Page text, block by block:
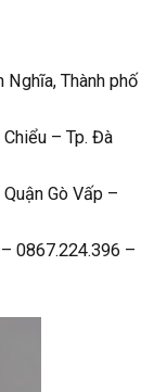
Nghĩa, Thành phố
– Tp. Đà
Gò Vấp –
0867.224.396 –